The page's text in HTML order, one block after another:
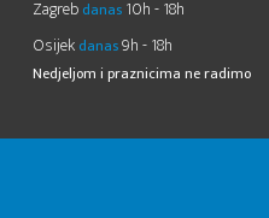
Zagreb danas 10h - 18h
Osijek danas9h - 18h
Nedjeljom i praznicima ne radimo